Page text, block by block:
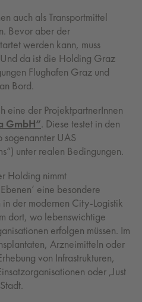
auch als Transportmittel
Bevor aber der
werden kann, muss
da ist die Holding Graz
Flughafen Graz und
Bord.
eine der ProjektpartnerInnen
GmbH“. Diese testet in den
sogenannter UAS
unter realen Bedingungen.
Holding nimmt
eine besondere
der modernen City-Logistik
dort, wo lebenswichtige
erfolgen müssen. Im
Arzneimitteln oder
von Infrastrukturen,
oder ,Just